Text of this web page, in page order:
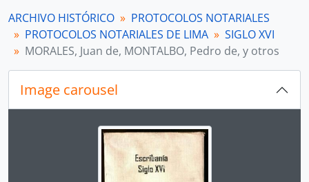
[Serie] PÉREZ, Esteban y GASCÓN, Bartolomé
[Serie] PÉREZ, Esteban
[Serie] PÉREZ, Esteban, GONZÁLES, Diego, GONZÁLES CONTRERAS, Pedro
[Serie] QUIÑONES, Bartolomé de
[Sección] SIGLO XVII
[Sección] SIGLO XVIII
[Sección] SIGLO XIX
[Fondo] PROTOCOLOS NOTARIALES DE ICA
[Agrupación documental] COLECCIONES
ARCHIVO HISTÓRICO
PROTOCOLOS NOTARIALES
PROTOCOLOS NOTARIALES DE LIMA
SIGLO XVI
MORALES, Juan de, MONTALBO, Pedro de, y otros
Image carousel
Changing the current slide of this carousel will